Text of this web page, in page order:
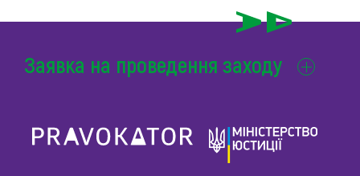
Заявка на проведення заходу